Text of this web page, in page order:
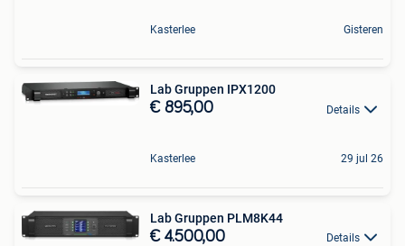
Kasterlee Gisteren
Lab Gruppen IPX1200
€ 895,00 Details
Kasterlee 29 jul 26
Lab Gruppen PLM8K44
€ 4.500,00 Details